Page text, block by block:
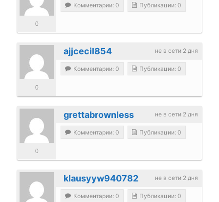
0
Комментарии: 0 Публикации: 0
не в сети 2 дня
ajjcecil854
0
Комментарии: 0 Публикации: 0
не в сети 2 дня
grettabrownless
0
Комментарии: 0 Публикации: 0
не в сети 2 дня
klausyyw940782
Комментарии: 0 Публикации: 0